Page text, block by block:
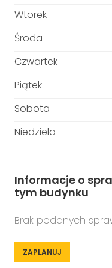
Wtorek
Środa
Czwartek
Piątek
Sobota
Niedziela
Informacje o
tym budynku
Brak podanych
ZAPLANUJ